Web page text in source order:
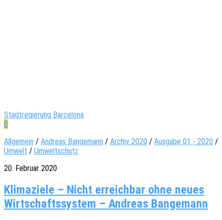
Stadtregierung Barcelona
0
Allgemein / Andreas Bangemann / Archiv 2020 / Ausgabe 01 - 2020 /
Umwelt / Umweltschutz
20. Februar 2020
Klimaziele – Nicht erreichbar ohne neues
Wirtschaftssystem – Andreas Bangemann